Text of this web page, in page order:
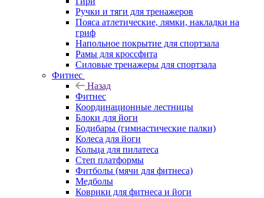
Ручки и тяги для тренажеров
Пояса атлетические, лямки, накладки на
гриф
Напольное покрытие для спортзала
Рамы для кроссфита
Силовые тренажеры для спортзала
Фитнес
Назад
Фитнес
Координационные лестницы
Блоки для йоги
Бодибары (гимнастические палки)
Колеса для йоги
Кольца для пилатеса
Степ платформы
Фитболы (мячи для фитнеса)
Медболы
Коврики для фитнеса и йоги